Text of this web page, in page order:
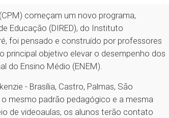
começam um novo programa,
Educação (DIRED), do Instituto
foi pensado e construído por professores
principal objetivo elevar o desempenho dos
do Ensino Médio (ENEM).
- Brasília, Castro, Palmas, São
mesmo padrão pedagógico e a mesma
de videoaulas, os alunos terão contato